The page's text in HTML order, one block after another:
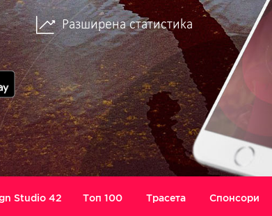
Разширена статистика
Studio 42 Топ 100 Трасета Спонсори